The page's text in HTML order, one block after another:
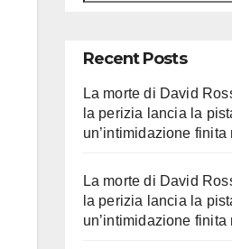
Recent Posts
La morte di David
la perizia lancia la
un’intimidazione finita
La morte di David
la perizia lancia la
un’intimidazione finita